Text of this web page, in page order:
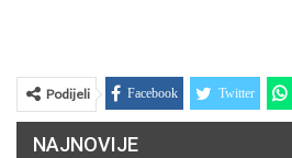
Podijeli Facebook Twitter
NAJNOVIJE